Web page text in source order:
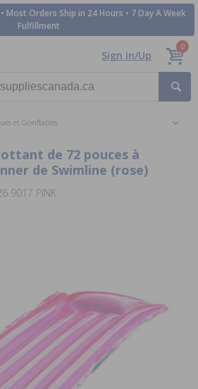
Most Orders Ship in 24 Hours • 7 Day A Week
Fulfillment
Sign In/Up
0
et Gonflables
de 72 pouces à
de Swimline (rose)
9017 PINK